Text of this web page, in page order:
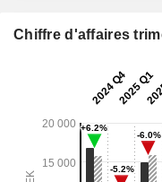
Chiffre d'affaires